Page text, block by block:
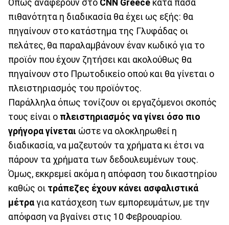
Όπως αναφέρουν στο CNN Greece κατά πάσα
πιθανότητα η διαδικασία θα έχει ως εξής: θα
πηγαίνουν στο κατάστημα της Γλυφάδας οι
πελάτες, θα παραλαμβάνουν έναν κωδικό για το
προϊόν που έχουν ζητήσει και ακολούθως θα
πηγαίνουν στο Πρωτοδικείο οπού και θα γίνεται ο
πλειστηριασμός του προϊόντος.
Παράλληλα όπως τονίζουν οι εργαζόμενοι σκοπός
τους είναι ο πλειστηριασμός να γίνει όσο πιο
γρήγορα γίνεται ώστε να ολοκληρωθεί η
διαδικασία, να μαζευτούν τα χρήματα κι έτσι να
πάρουν τα χρήματα των δεδουλευμένων τους.
Όμως, εκκρεμεί ακόμα η απόφαση του δικαστηρίου
καθώς οι τράπεζες έχουν κάνει ασφαλιστικά
μέτρα για κατάσχεση των εμπορευμάτων, με την
απόφαση να βγαίνει στις 10 Φεβρουαρίου.